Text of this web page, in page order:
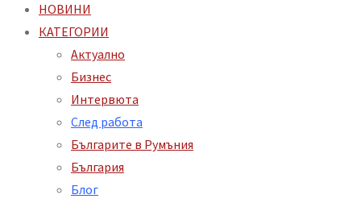
НОВИНИ
КАТЕГОРИИ
Aктуално
Бизнес
Интервюта
След работа
Българите в Румъния
България
Блог